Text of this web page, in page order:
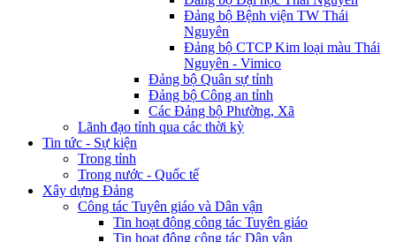
Đảng bộ Bệnh viện TW Thái
Nguyên
Đảng bộ CTCP Kim loại màu Thái
Nguyên - Vimico
Đảng bộ Quân sự tỉnh
Đảng bộ Công an tỉnh
Các Đảng bộ Phường, Xã
Lãnh đạo tỉnh qua các thời kỳ
Tin tức - Sự kiện
Trong tỉnh
Trong nước - Quốc tế
Xây dựng Đảng
Công tác Tuyên giáo và Dân vận
Tin hoạt động công tác Tuyên giáo
Tin hoạt động công tác Dân vận